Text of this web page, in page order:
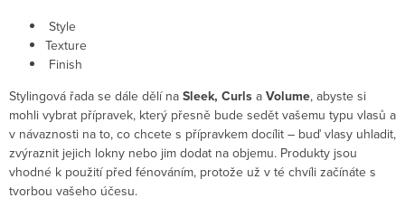
Style
Texture
Finish
Stylingová řada se dále dělí na Sleek, Curls a Volume, abyste si
mohli vybrat přípravek, který přesně bude sedět vašemu typu vlasů a
v návaznosti na to, co chcete s přípravkem docílit – buď vlasy uhladit,
zvýraznit jejich lokny nebo jim dodat na objemu. Produkty jsou
vhodné k použití před fénováním, protože už v té chvíli začínáte s
tvorbou vašeho účesu.